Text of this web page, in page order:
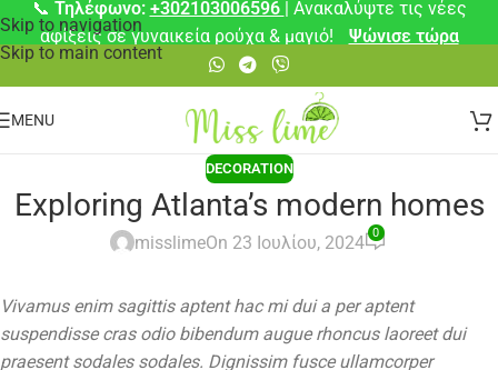
Skip to navigation
Skip to main content
📞 Τηλέφωνο: +302103006596 | Ανακαλύψτε τις νέες
αφίξεις σε γυναικεία ρούχα & μαγιό!
Ψώνισε τώρα
MENU
DECORATION
Exploring Atlanta’s modern homes
misslimeOn 23 Ιουλίου, 2024 0
Vivamus enim sagittis aptent hac mi dui a per aptent
suspendisse cras odio bibendum augue rhoncus laoreet dui
praesent sodales sodales. Dignissim fusce ullamcorper